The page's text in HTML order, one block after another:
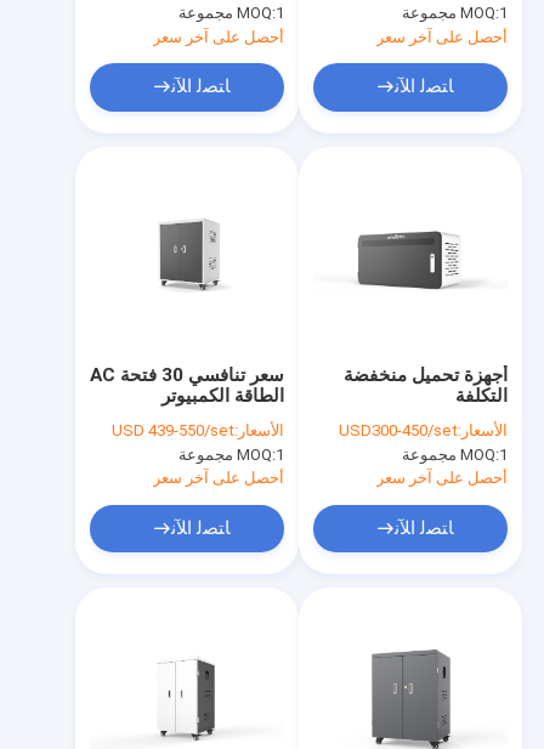
MOQ:1 مجموعة
أحصل على آخر سعر
ﺎﺘﺼﻟ ﺍﻶﻧ
MOQ:1 مجموعة
أحصل على آخر سعر
ﺎﺘﺼﻟ ﺍﻶﻧ
سعر تنافسي 30 فتحة AC
الطاقة الكمبيوتر
المحمول شحن الخزانة
الكمبيوتر المحمول شحن
عربة
الأسعار:USD 439-550/set
MOQ:1 مجموعة
أحصل على آخر سعر
ﺎﺘﺼﻟ ﺍﻶﻧ
أجهزة تحميل منخفضة
التكلفة
الأسعار:USD300-450/set
MOQ:1 مجموعة
أحصل على آخر سعر
ﺎﺘﺼﻟ ﺍﻶﻧ